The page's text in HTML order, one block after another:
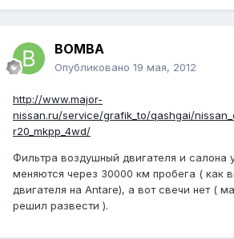
BOMBA
Опубликовано 19 мая, 2012
http://www.major-
nissan.ru/service/grafik_to/qashgai/
r20_mkpp_4wd/
Фильтра воздушный двигателя и салона
меняются через 30000 км пробега ( как
двигателя на Antare), а вот свечи нет (
решил развести ).